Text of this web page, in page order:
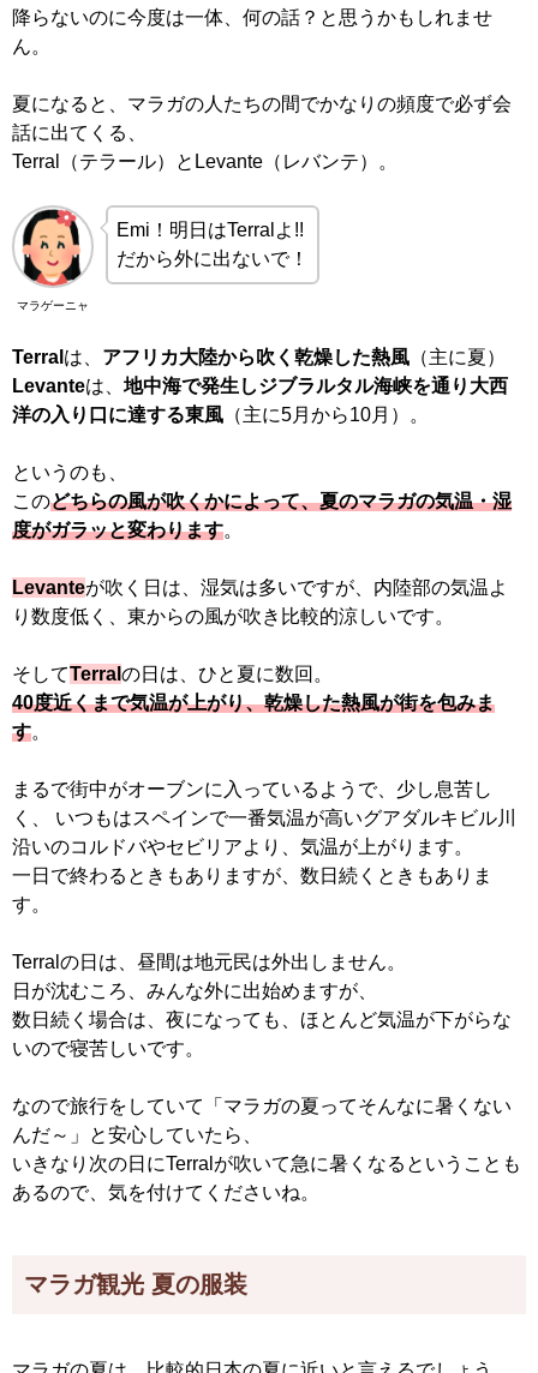
降らないのに今度は一体、何の話？と思うかもしれませ
ん。
夏になると、マラガの人たちの間でかなりの頻度で必ず会
話に出てくる、
Terral（テラール）とLevante（レバンテ）。
マラゲーニャ
Emi！明日はTerralよ!!
だから外に出ないで！
Terral は、 アフリカ大陸から吹く乾燥した熱風 （主に夏）
Levanteは、 地中海で発生しジブラルタル海峡を通り大西
洋の入り口に達する東風 （主に5月から10月）。
というのも、
このどちらの風が吹くかによって、夏のマラガの気温・湿
度がガラッと変わります。
Levanteが吹く日は、湿気は多いですが、内陸部の気温よ
り数度低く、東からの風が吹き比較的涼しいです。
そしてTerral の日は、ひと夏に数回。
40度近くまで気温が上がり、乾燥した熱風が街を包みま
す。
まるで街中がオーブンに入っているようで、少し息苦し
く、 いつもはスペインで一番気温が高いグアダルキビル川
沿いのコルドバやセビリアより、気温が上がります。
一日で終わるときもありますが、数日続くときもありま
す。
Terralの日は、昼間は地元民は外出しません。
日が沈むころ、みんな外に出始めますが、
数日続く場合は、夜になっても、ほとんど気温が下がらな
いので寝苦しいです。
なので旅行をしていて「マラガの夏ってそんなに暑くない
んだ～」と安心していたら、
いきなり次の日にTerralが吹いて急に暑くなるということも
あるので、気を付けてくださいね。
マラガ観光 夏の服装